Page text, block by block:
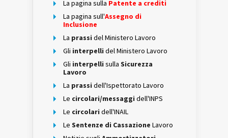
La pagina sulla Patente a crediti
La pagina sull'Assegno di
Inclusione
La prassi del Ministero Lavoro
Gli interpelli del Ministero Lavoro
Gli interpelli sulla Sicurezza
Lavoro
La prassi dell'Ispettorato Lavoro
Le circolari/messaggi dell'INPS
Le circolari dell'INAIL
Le Sentenze di Cassazione Lavoro